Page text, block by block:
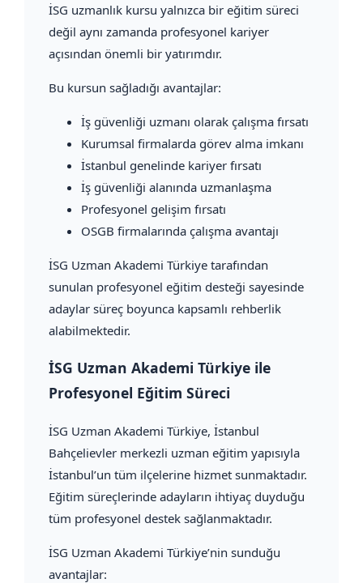
İSG uzmanlık kursu yalnızca bir eğitim süreci
değil aynı zamanda profesyonel kariyer
açısından önemli bir yatırımdır.
Bu kursun sağladığı avantajlar:
İş güvenliği uzmanı olarak çalışma fırsatı
Kurumsal firmalarda görev alma imkanı
İstanbul genelinde kariyer fırsatı
İş güvenliği alanında uzmanlaşma
Profesyonel gelişim fırsatı
OSGB firmalarında çalışma avantajı
İSG Uzman Akademi Türkiye tarafından
sunulan profesyonel eğitim desteği sayesinde
adaylar süreç boyunca kapsamlı rehberlik
alabilmektedir.
İSG Uzman Akademi Türkiye ile
Profesyonel Eğitim Süreci
İSG Uzman Akademi Türkiye, İstanbul
Bahçelievler merkezli uzman eğitim yapısıyla
İstanbul’un tüm ilçelerine hizmet sunmaktadır.
Eğitim süreçlerinde adayların ihtiyaç duyduğu
tüm profesyonel destek sağlanmaktadır.
İSG Uzman Akademi Türkiye’nin sunduğu
avantajlar: